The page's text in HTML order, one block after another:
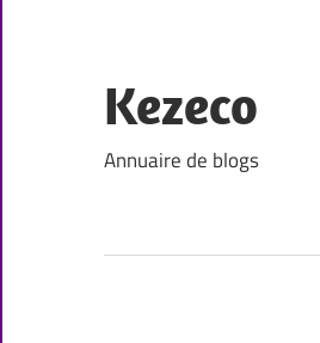
content
Kezeco
Annuaire de blogs